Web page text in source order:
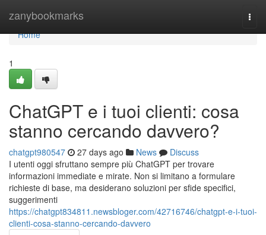
zanybookmarks
Home
Home
1
ChatGPT e i tuoi clienti: cosa
stanno cercando davvero?
chatgpt980547 27 days ago News
Discuss
I utenti oggi sfruttano sempre più ChatGPT per trovare
informazioni immediate e mirate. Non si limitano a formulare
richieste di base, ma desiderano soluzioni per sfide specifici,
suggerimenti
https://chatgpt834811.newsbloger.com/42716746/chatgpt-e-i-tuoi-
clienti-cosa-stanno-cercando-davvero